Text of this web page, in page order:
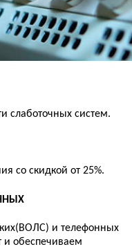
слаботочных систем.
со скидкой от 25%.
и телефонных
и обеспечиваем